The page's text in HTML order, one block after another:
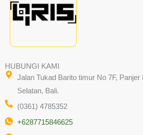
HUBUNGI KAMI
Jalan Tukad Barito timur No 7F,
Selatan, Bali.
(0361) 4785352
+6287715846625